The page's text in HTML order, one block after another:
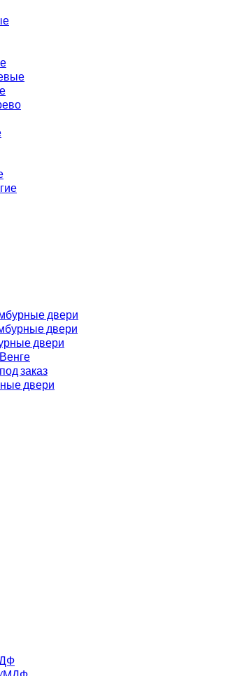
двери
двери
двери
заказ
двери